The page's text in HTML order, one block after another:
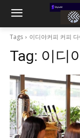
Tags 이디야커피 커피 다
Tag: 이디